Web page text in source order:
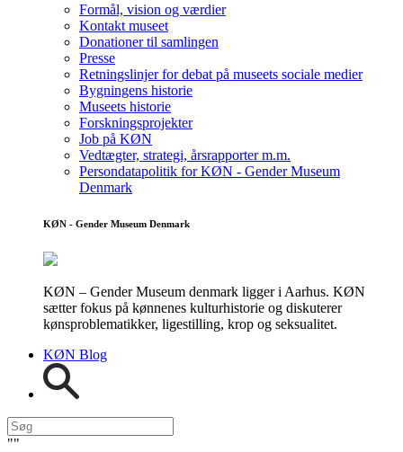
Formål, vision og værdier
Kontakt museet
Donationer til samlingen
Presse
Retningslinjer for debat på museets sociale medier
Bygningens historie
Museets historie
Forskningsprojekter
Job på KØN
Vedtægter, strategi, årsrapporter m.m.
Persondatapolitik for KØN - Gender Museum
Denmark
KØN - Gender Museum Denmark
KØN – Gender Museum denmark ligger i Aarhus. KØN
sætter fokus på kønnenes kulturhistorie og diskuterer
kønsproblematikker, ligestilling, krop og seksualitet.
KØN Blog
""